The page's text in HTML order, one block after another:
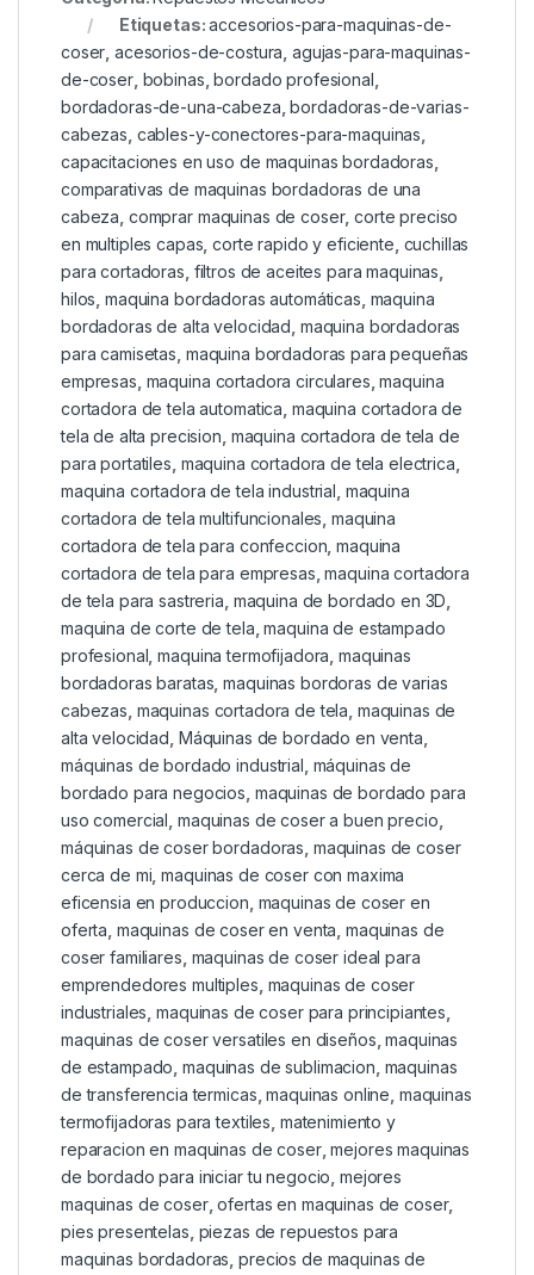
Etiquetas:accesorios-para-maquinas-de-
coser ,acesorios-de-costura agujas-para-maquinas-
de-coser, bobinas ,bordado profesional
bordadoras-de-una-cabeza ,bordadoras-de-varias-
cabezas cables-y-conectores-para-maquinas
capacitaciones en uso de maquinas bordadoras
comparativas de maquinas bordadoras de una
cabeza comprar maquinas de coser,corte preciso
en multiples capas ,corte rapido y eficiente cuchillas
para cortadoras filtros de aceites para maquinas
hilos ,maquina bordadoras automáticas maquina
bordadoras de alta velocidad maquina bordadoras
para camisetas maquina bordadoras para pequeñas
empresas maquina cortadora circulares ,maquina
cortadora de tela automatica maquina cortadora de
tela de alta precision maquina cortadora de tela de
para portatiles maquina cortadora de tela electrica
maquina cortadora de tela industrial maquina
cortadora de tela multifuncionales maquina
cortadora de tela para confeccion ,maquina
cortadora de tela para empresas ,maquina cortadora
de tela para sastreria maquina de bordado en 3D
maquina de corte de tela ,maquina de estampado
profesional ,maquina termofijadora maquinas
bordadoras baratas ,maquinas bordoras de varias
cabezas maquinas cortadora de tela maquinas de
alta velocidad Máquinas de bordado en venta
máquinas de bordado industrial máquinas de
bordado para negocios maquinas de bordado para
uso comercial maquinas de coser a buen precio
máquinas de coser bordadoras maquinas de coser
cerca de mi ,maquinas de coser con maxima
eficensia en produccion maquinas de coser en
oferta maquinas de coser en venta ,maquinas de
coser familiares maquinas de coser ideal para
emprendedores multiples maquinas de coser
industriales ,maquinas de coser para principiantes
maquinas de coser versatiles en diseños ,maquinas
de estampado ,maquinas de sublimacion maquinas
de transferencia termicas ,maquinas online maquinas
termofijadoras para textiles matenimiento y
reparacion en maquinas de coser,mejores maquinas
de bordado para iniciar tu negocio mejores
maquinas de coser,ofertas en maquinas de coser,
pies presentelas piezas de repuestos para
maquinas bordadoras ,precios de maquinas de